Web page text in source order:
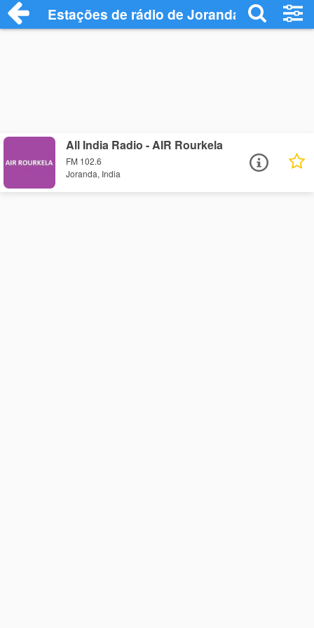
Estações de rádio de Joranda - Ouça
All India Radio - AIR Rourkela
FM 102.6
Joranda, India